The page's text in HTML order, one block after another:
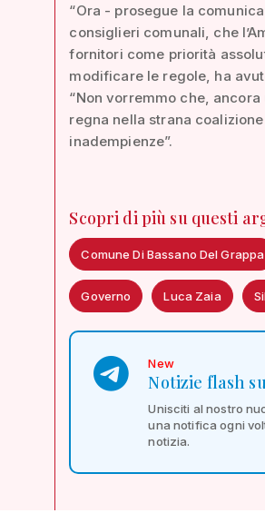
“Ora - prosegue la
consiglieri comunali, che
fornitori come priorità
modificare le regole, ha
“Non vorremmo che,
regna nella strana
inadempienze”.
Scopri di più su questi
Comune Di Bassano Del Grappa
Governo Luca Zaia
New
Notizie flash
Unisciti al nostro
una notifica ogni
notizia.